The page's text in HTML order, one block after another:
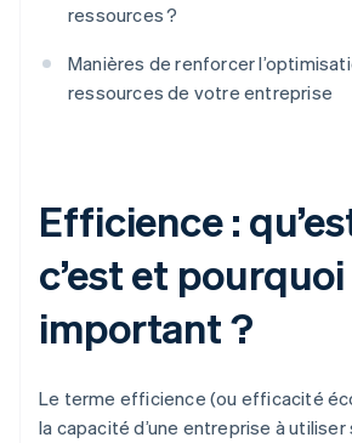
ressources ?
Manières de renforcer
ressources de votre entreprise
Efficience :
c’est et
important ?
Le terme efficience (ou efficacité
la capacité d’une entreprise à